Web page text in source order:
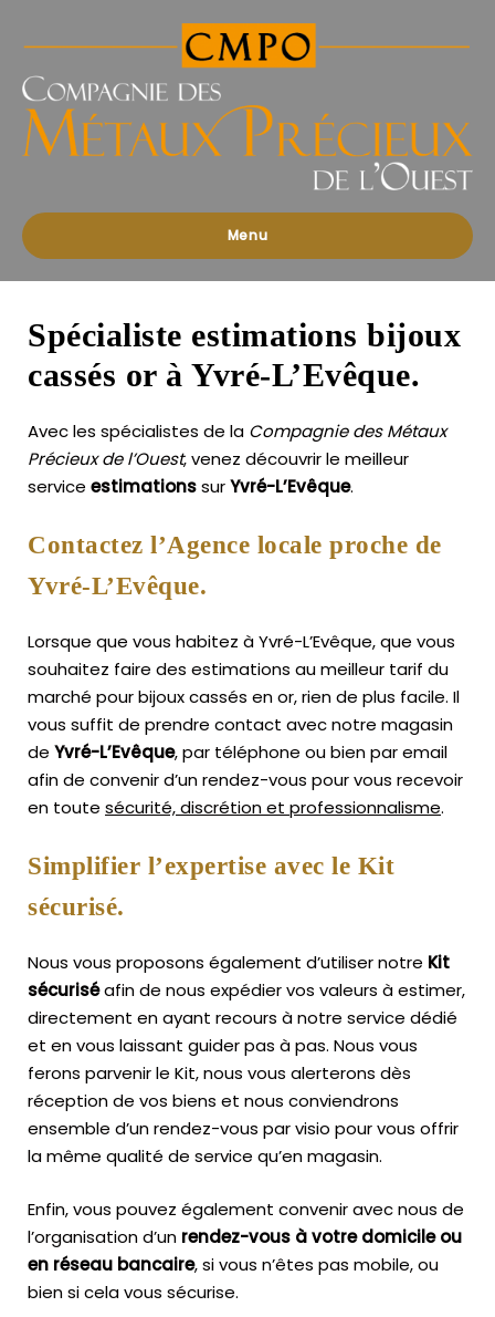
des
Précieux
l'Ouest
Menu
Spécialiste estimations bijoux
cassés or à Yvré-L’Evêque.
Avec les spécialistes de la Compagnie des Métaux
Précieux de l’Ouest, venez découvrir le meilleur
service estimationssurYvré-L’Evêque.
Contactez l’Agence locale proche de
Yvré-L’Evêque.
Lorsque que vous habitez à Yvré-L’Evêque, que vous
souhaitez faire des estimations au meilleur tarif du
marché pour bijoux cassés en or, rien de plus facile. Il
vous suffit de prendre contact avec notre magasin
de Yvré-L’Evêque, par téléphone ou bien par email
afin de convenir d’un rendez-vous pour vous recevoir
en toute sécurité, discrétion et professionnalisme.
Simplifier l’expertise avec le Kit
sécurisé.
Nous vous proposons également d’utiliser notre Kit
sécuriséafin de nous expédier vos valeurs à estimer,
directement en ayant recours à notre service dédié
et en vous laissant guider pas à pas. Nous vous
ferons parvenir le Kit, nous vous alerterons dès
réception de vos biens et nous conviendrons
ensemble d’un rendez-vous par visio pour vous offrir
la même qualité de service qu’en magasin.
Enfin, vous pouvez également convenir avec nous de
l’organisation d’un rendez-vous à votre domicile ou
en réseau bancaire, si vous n’êtes pas mobile, ou
bien si cela vous sécurise.